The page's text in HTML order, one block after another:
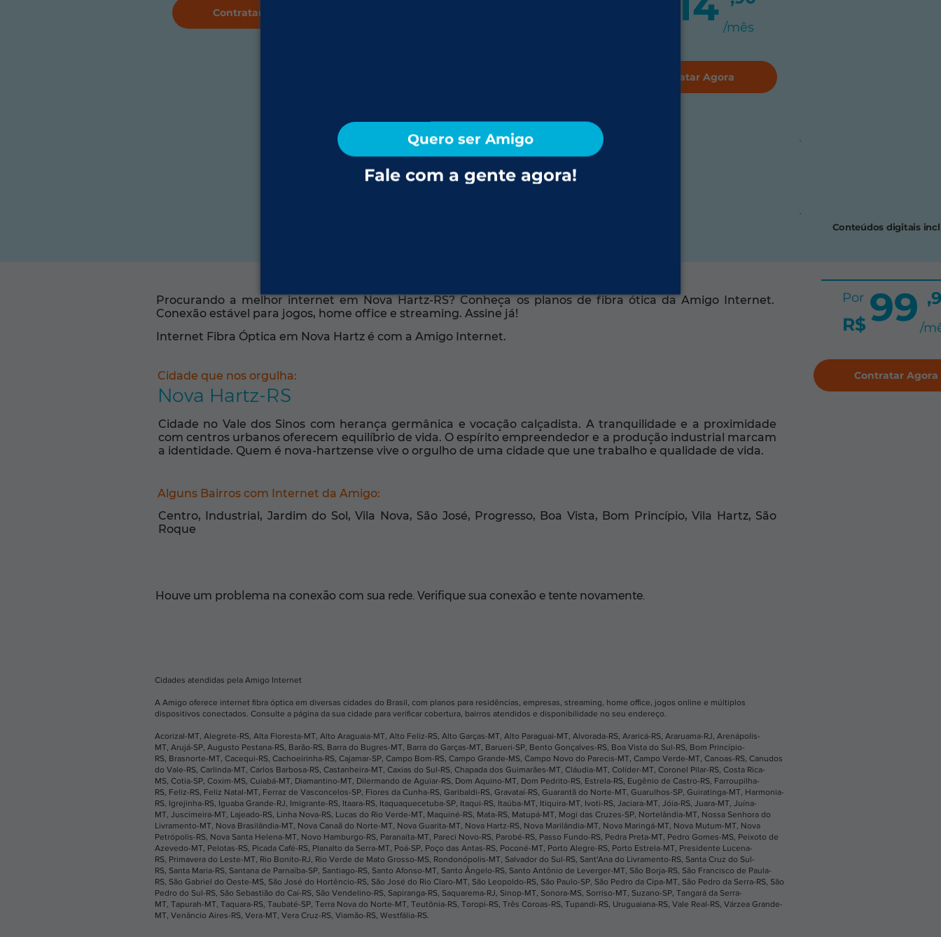
Quero ser Amigo
Fale com a gente agora!
Conteúdos digitais
99
Por
R$ /
Contratar Agora
Contratar Agora
/mês
Contratar Agora
Consulte a disponibilidade no seu endereço:
Procurando a melhor internet em Nova Hartz-RS? Conheça os planos de fibra ótica da Amigo Internet.
Conexão estável para jogos, home office e streaming. Assine já!
Internet Fibra Óptica em Nova Hartz é com a Amigo Internet.
Cidade que nos orgulha:
Nova Hartz-RS
Cidade no Vale dos Sinos com herança germânica e vocação calçadista. A tranquilidade e a proximidade
com centros urbanos oferecem equilíbrio de vida. O espírito empreendedor e a produção industrial marcam
a identidade. Quem é nova-hartzense vive o orgulho de uma cidade que une trabalho e qualidade de vida.
Alguns Bairros com Internet da Amigo:
Centro, Industrial, Jardim do Sol, Vila Nova, São José, Progresso, Boa Vista, Bom Princípio, Vila Hartz, São
Roque
Houve um problema na conexão com sua rede. Verifique sua conexão e tente novamente.
Cidades atendidas pela Amigo Internet
A Amigo oferece internet fibra óptica em diversas cidades do Brasil, com planos para residências, empresas, streaming, home office, jogos online e múltiplos
dispositivos conectados. Consulte a página da sua cidade para verificar cobertura, bairros atendidos e disponibilidade no seu endereço.
Acorizal-MT, Alegrete-RS, Alta Floresta-MT, Alto Araguaia-MT, Alto Feliz-RS, Alto Garças-MT, Alto Paraguai-MT, Alvorada-RS, Araricá-RS, Araruama-RJ, Arenápolis-
MT, Arujá-SP, Augusto Pestana-RS, Barão-RS, Barra do Bugres-MT, Barra do Garças-MT, Barueri-SP, Bento Gonçalves-RS, Boa Vista do Sul-RS, Bom Princípio-
RS, Brasnorte-MT, Cacequi-RS, Cachoeirinha-RS, Cajamar-SP, Campo Bom-RS, Campo Grande-MS, Campo Novo do Parecis-MT, Campo Verde-MT, Canoas-RS, Canudos
do Vale-RS, Carlinda-MT, Carlos Barbosa-RS, Castanheira-MT, Caxias do Sul-RS, Chapada dos Guimarães-MT, Cláudia-MT, Colíder-MT, Coronel Pilar-RS, Costa Rica-
MS, Cotia-SP, Coxim-MS, Cuiabá-MT, Diamantino-MT, Dilermando de Aguiar-RS, Dom Aquino-MT, Dom Pedrito-RS, Estrela-RS, Eugênio de Castro-RS, Farroupilha-
RS, Feliz-RS, Feliz Natal-MT, Ferraz de Vasconcelos-SP, Flores da Cunha-RS, Garibaldi-RS, Gravataí-RS, Guarantã do Norte-MT, Guarulhos-SP, Guiratinga-MT, Harmonia-
RS, Igrejinha-RS, Iguaba Grande-RJ, Imigrante-RS, Itaara-RS, Itaquaquecetuba-SP, Itaqui-RS, Itaúba-MT, Itiquira-MT, Ivoti-RS, Jaciara-MT, Jóia-RS, Juara-MT, Juína-
MT, Juscimeira-MT, Lajeado-RS, Linha Nova-RS, Lucas do Rio Verde-MT, Maquiné-RS, Mata-RS, Matupá-MT, Mogi das Cruzes-SP, Nortelândia-MT, Nossa Senhora do
Livramento-MT, Nova Brasilândia-MT, Nova Canaã do Norte-MT, Nova Guarita-MT, Nova Hartz-RS, Nova Marilândia-MT, Nova Maringá-MT, Nova Mutum-MT, Nova
Petrópolis-RS, Nova Santa Helena-MT, Novo Hamburgo-RS, Paranaíta-MT, Pareci Novo-RS, Parobé-RS, Passo Fundo-RS, Pedra Preta-MT, Pedro Gomes-MS, Peixoto de
Azevedo-MT, Pelotas-RS, Picada Café-RS, Planalto da Serra-MT, Poá-SP, Poço das Antas-RS, Poconé-MT, Porto Alegre-RS, Porto Estrela-MT, Presidente Lucena-
RS, Primavera do Leste-MT, Rio Bonito-RJ, Rio Verde de Mato Grosso-MS, Rondonópolis-MT, Salvador do Sul-RS, Sant'Ana do Livramento-RS, Santa Cruz do Sul-
RS, Santa Maria-RS, Santana de Parnaíba-SP, Santiago-RS, Santo Afonso-MT, Santo Ângelo-RS, Santo Antônio de Leverger-MT, São Borja-RS, São Francisco de Paula-
RS, São Gabriel do Oeste-MS, São José do Hortêncio-RS, São José do Rio Claro-MT, São Leopoldo-RS, São Paulo-SP, São Pedro da Cipa-MT, São Pedro da Serra-RS, São
Pedro do Sul-RS, São Sebastião do Caí-RS, São Vendelino-RS, Sapiranga-RS, Saquarema-RJ, Sinop-MT, Sonora-MS, Sorriso-MT, Suzano-SP, Tangará da Serra-
MT, Tapurah-MT, Taquara-RS, Taubaté-SP, Terra Nova do Norte-MT, Teutônia-RS, Toropi-RS, Três Coroas-RS, Tupandi-RS, Uruguaiana-RS, Vale Real-RS, Várzea Grande-
MT, Venâncio Aires-RS, Vera-MT, Vera Cruz-RS, Viamão-RS, Westfália-RS.